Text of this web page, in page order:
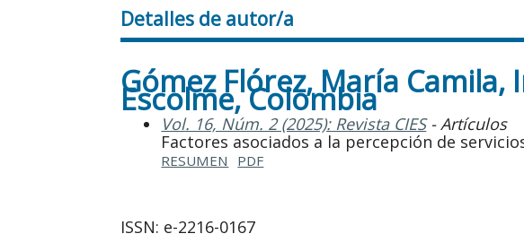
Detalles de autor/a
Gómez Flórez, María
Escolme, Colombia
Vol. 16, Núm. 2 (2025): Revista CIES- Artículos
Factores asociados a la percepción de
RESUMEN PDF
ISSN: e-2216-0167